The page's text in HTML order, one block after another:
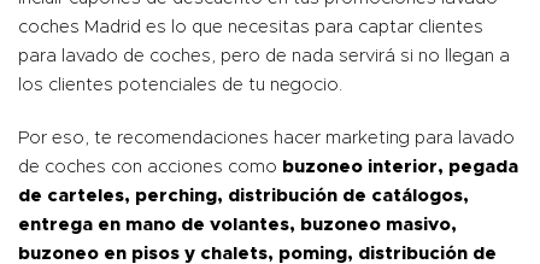
coches Madrid es lo que necesitas para captar clientes
para lavado de coches, pero de nada servirá si no llegan a
los clientes potenciales de tu negocio.
Por eso, te recomendaciones hacer marketing para lavado
de coches con acciones como buzoneo interior, pegada
de carteles, perching, distribución de catálogos,
entrega en mano de volantes, buzoneo masivo,
buzoneo en pisos y chalets, poming, distribución de